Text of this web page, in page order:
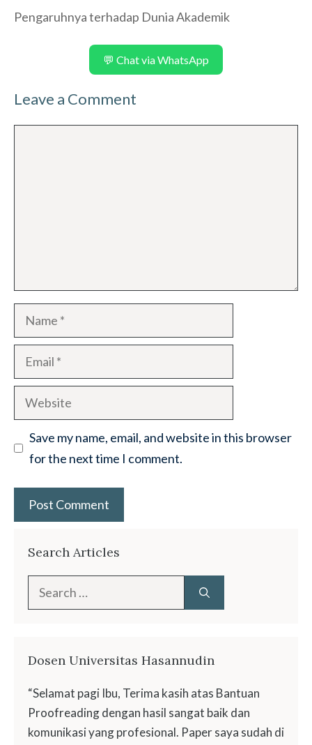
Pengaruhnya terhadap Dunia Akademik
💬 Chat via WhatsApp
Leave a Comment
Name
Email
Website
Save my name, email, and website in this browser
for the next time I comment.
Search Articles
Dosen Universitas Hasannudin
“Selamat pagi Ibu, Terima kasih atas Bantuan
Proofreading dengan hasil sangat baik dan
komunikasi yang profesional. Paper saya sudah di